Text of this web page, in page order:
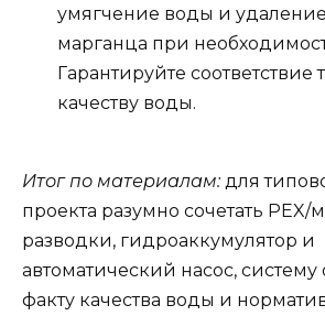
умягчение воды и
марганца при
Гарантируйте
качеству воды.
Итог по материалам:для
проекта разумно сочетать PEX/
разводки, гидроаккумулятор и
автоматический насос,
факту качества воды и